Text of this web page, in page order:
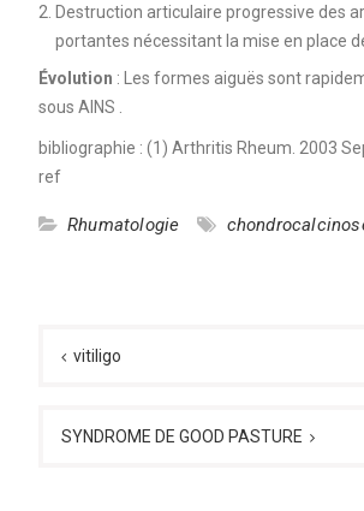
Destruction articulaire progressive des
portantes nécessitant la mise en place
Évolution : Les formes aiguës sont
sous AINS .
bibliographie : (1) Arthritis Rheum. 2003
ref
Rhumatologie
de vitiligo
SYNDROME DE GOOD PASTURE